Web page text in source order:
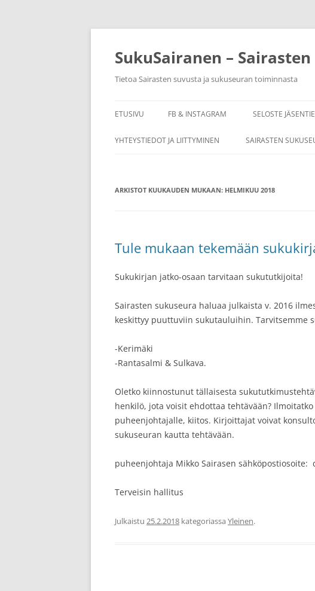
Siirry
SukuSairanen –
Tietoa Sairasten suvusta ja sukuseuran toiminnasta
ETUSIVU FB & INSTAGRAM SELOSTE
YHTEYSTIEDOT JA LIITTYMINEN SAIRASTEN
ARKISTOT KUUKAUDEN MUKAAN: HELMIKUU 2018
Tule mukaan tekemään
Sukukirjan jatko-osaan tarvitaan sukututkijoita!
Sairasten sukuseura haluaa julkaista v. 2016
keskittyy puuttuviin sukutauluihin. Tarvitsemme
-Kerimäki
-Rantasalmi & Sulkava.
Oletko kiinnostunut tällaisesta
henkilö, jota voisit ehdottaa tehtävään?
puheenjohtajalle, kiitos. Kirjoittajat voivat
sukuseuran kautta tehtävään.
puheenjohtaja Mikko Sairasen sähköpostiosoite:
Terveisin hallitus
Julkaistu 25.2.2018 kategoriassa Yleinen.